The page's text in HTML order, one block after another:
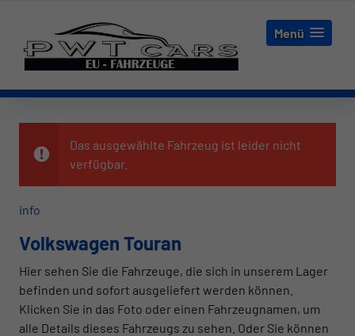
Menü
Das ausgewählte Fahrzeug ist leider nicht
verfügbar.
info
Volkswagen Touran
Hier sehen Sie die Fahrzeuge, die sich in unserem Lager
befinden und sofort ausgeliefert werden können.
Klicken Sie in das Foto oder einen Fahrzeugnamen, um
alle Details dieses Fahrzeugs zu sehen. Oder Sie können